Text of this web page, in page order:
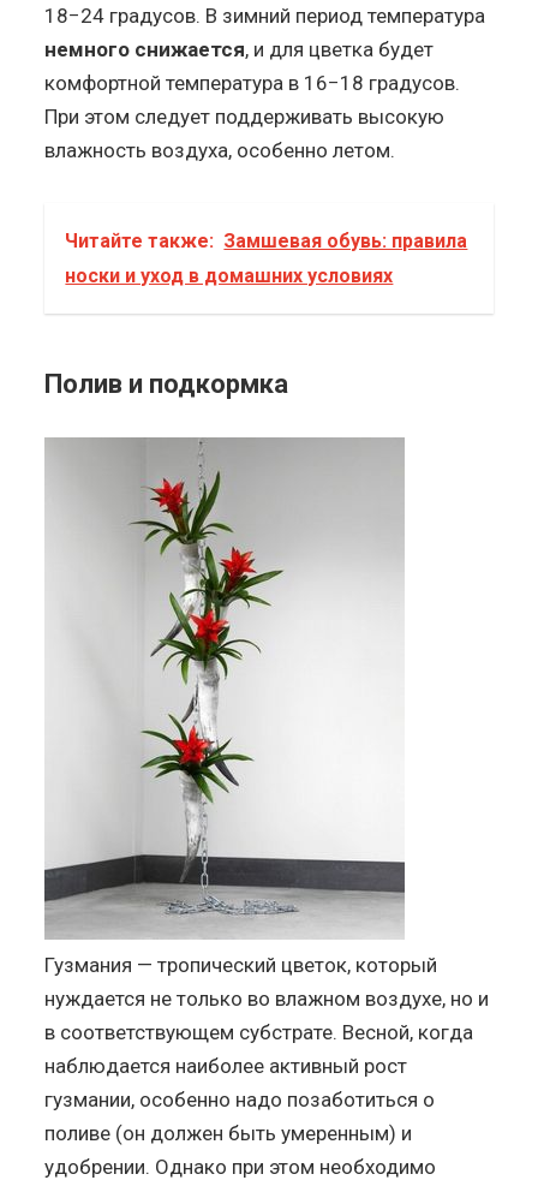
18−24 градусов. В зимний период температура
немного снижается, и для цветка будет
комфортной температура в 16−18 градусов.
При этом следует поддерживать высокую
влажность воздуха, особенно летом.
Читайте также: Замшевая обувь: правила
носки и уход в домашних условиях
Полив и подкормка
Гузмания — тропический цветок, который
нуждается не только во влажном воздухе, но и
в соответствующем субстрате. Весной, когда
наблюдается наиболее активный рост
гузмании, особенно надо позаботиться о
поливе (он должен быть умеренным) и
удобрении. Однако при этом необходимо